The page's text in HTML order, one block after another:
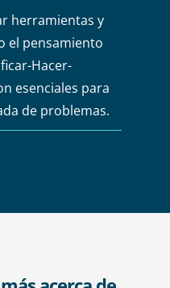
herramientas y
el pensamiento
Hacer-
esenciales para
de problemas.